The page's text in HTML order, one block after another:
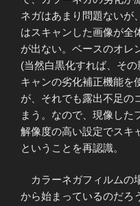
ネガはあまり問題ないが
はスキャンした画像が全
が出ない。ベースのオレ
(当然白黒化すれば、そ
キャンの劣化補正機能を
が、それでも露出不足の
まう。なので、現像した
解像度の高い設定でスキ
ということを再認識。
カラーネガフィルムの
から始まっているのだろ